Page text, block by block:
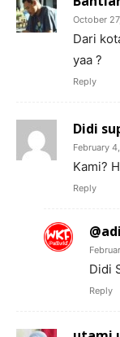
October
Dari
yaa ?
Reply
Didi
February
Kami?
Reply
Didi
Reply